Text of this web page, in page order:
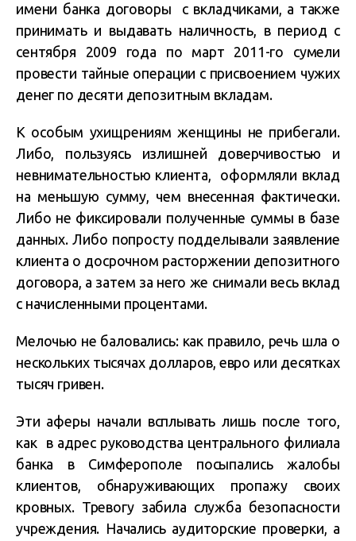
имени банка договоры с вкладчиками, а также
принимать и выдавать наличность, в период с
сентября 2009 года по март 2011-го сумели
провести тайные операции с присвоением чужих
денег по десяти депозитным вкладам.
К особым ухищрениям женщины не прибегали.
Либо, пользуясь излишней доверчивостью и
невнимательностью клиента, оформляли вклад
на меньшую сумму, чем внесенная фактически.
Либо не фиксировали полученные суммы в базе
данных. Либо попросту подделывали заявление
клиента о досрочном расторжении депозитного
договора, а затем за него же снимали весь вклад
с начисленными процентами.
Мелочью не баловались: как правило, речь шла о
нескольких тысячах долларов, евро или десятках
тысяч гривен.
Эти аферы начали всплывать лишь после того,
как в адрес руководства центрального филиала
банка в Симферополе посыпались жалобы
клиентов, обнаруживающих пропажу своих
кровных. Тревогу забила служба безопасности
учреждения. Начались аудиторские проверки, а